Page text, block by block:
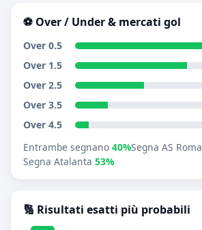
⚽ Over / Under & mercati gol
Over 0.5
Over 1.5
Over 2.5
Over 3.5
Over 4.5
Entrambe segnano 40%Segna AS Roma
Segna Atalanta 53%
🔢 Risultati esatti più probabili